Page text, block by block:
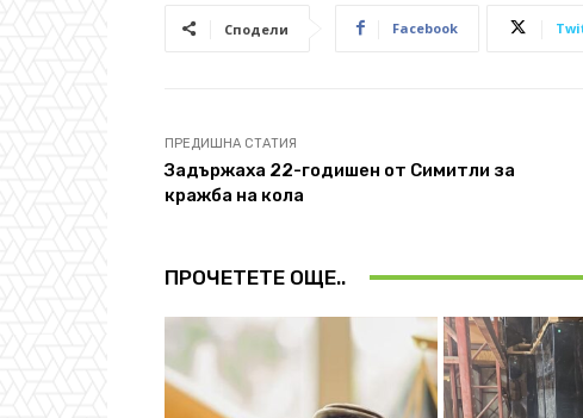
Сподели Facebook
ПРЕДИШНА СТАТИЯ
Задържаха 22-годишен от Симитли за
кражба на кола
ПРОЧЕТЕТЕ ОЩЕ..